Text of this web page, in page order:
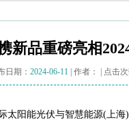
新品重磅亮相
日期： 2024-06-11 | 作者： | 点击次
太阳能光伏与智慧能源(上